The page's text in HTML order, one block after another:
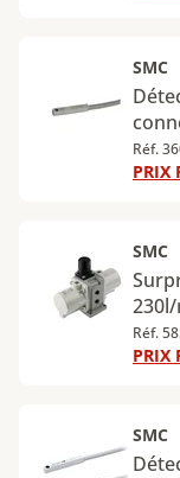
SMC
Réf.
PRIX
SMC
Réf.
PRIX
SMC